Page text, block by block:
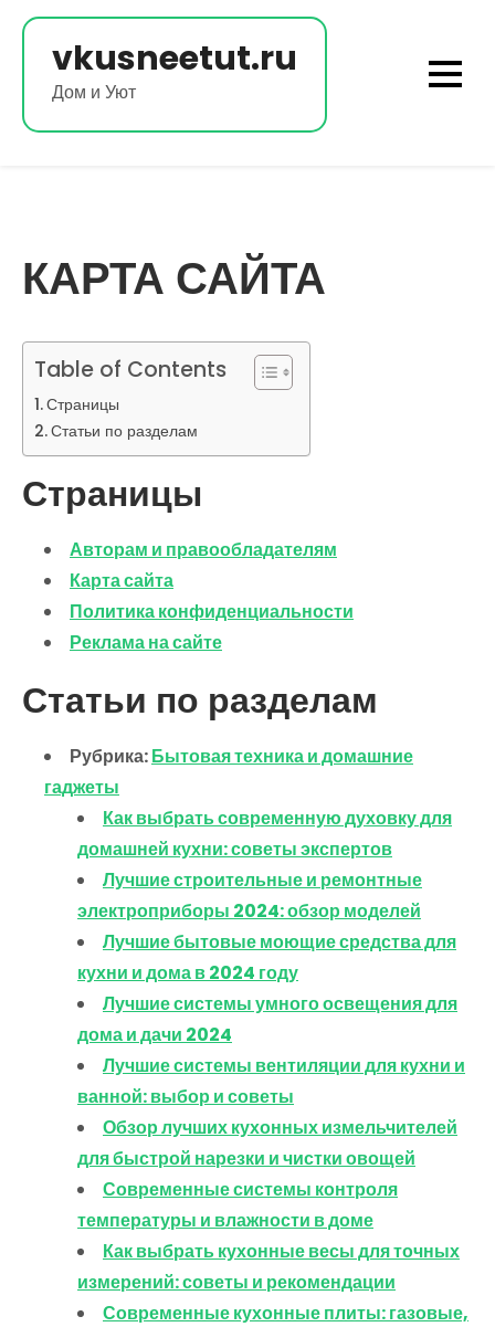
Перейти
содержимому
vkusneetut.ru
Дом и Уют
КАРТА САЙТА
Table of Contents
Страницы
Статьи по разделам
Страницы
Авторам и правообладателям
Карта сайта
Политика конфиденциальности
Реклама на сайте
Статьи по разделам
Рубрика:Бытовая техника и домашние
гаджеты
Как выбрать современную духовку для
домашней кухни: советы экспертов
Лучшие строительные и ремонтные
электроприборы 2024: обзор моделей
Лучшие бытовые моющие средства для
кухни и дома в 2024 году
Лучшие системы умного освещения для
дома и дачи 2024
Лучшие системы вентиляции для кухни и
ванной: выбор и советы
Обзор лучших кухонных измельчителей
для быстрой нарезки и чистки овощей
Современные системы контроля
температуры и влажности в доме
Как выбрать кухонные весы для точных
измерений: советы и рекомендации
Современные кухонные плиты: газовые,